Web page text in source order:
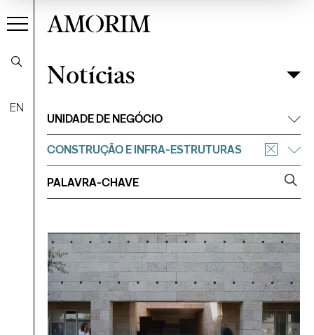
EN
AMORIM
Notícias
Filtrar
Notícias
UNIDADE DE NEGÓCIO
CONSTRUÇÃO E INFRA-ESTRUTURAS